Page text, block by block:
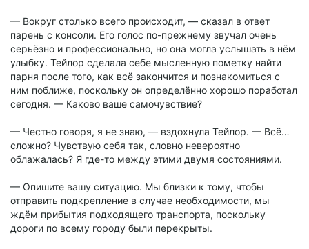
— Вокруг столько всего происходит, — сказал в ответ
парень с консоли. Его голос по-прежнему звучал очень
серьёзно и профессионально, но она могла услышать в нём
улыбку. Тейлор сделала себе мысленную пометку найти
парня после того, как всё закончится и познакомиться с
ним поближе, поскольку он определённо хорошо поработал
сегодня. — Каково ваше самочувствие?
— Честно говоря, я не знаю, — вздохнула Тейлор. — Всё…
сложно? Чувствую себя так, словно невероятно
облажалась? Я где-то между этими двумя состояниями.
— Опишите вашу ситуацию. Мы близки к тому, чтобы
отправить подкрепление в случае необходимости, мы
ждём прибытия подходящего транспорта, поскольку
дороги по всему городу были перекрыты.